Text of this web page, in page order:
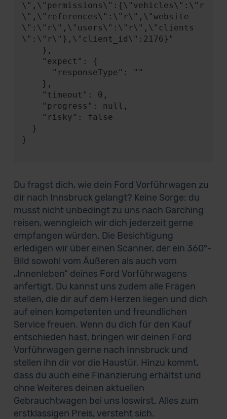
\",\"permissions\":{\"vehicles\":\"r
\",\"references\":\"r\",\"website
\":\"r\",\"users\":\"r\",\"clients
\":\"r\"},\"client_id\":2176}"
}
Du fragst dich, wie dein Ford Vorführwagen zu
dir nach Innsbruck gelangt? Keine Sorge: du
musst nicht unbedingt zu uns nach Garching
reisen, wenngleich wir dich jederzeit gerne
empfangen würden. Die Besichtigung
erledigen wir über einen Scanner, der ein 360°-
Bild sowohl vom Äußeren als auch vom
„Innenleben“ deines Ford Vorführwagens
anfertigt. Du kannst uns zudem alle Fragen
stellen, die dir auf dem Herzen liegen und dich
auf einen kompetenten und freundlichen
Service freuen. Wenn du dich für den Kauf
entschieden hast, bringen wir deinen Ford
Vorführwagen gerne nach Innsbruck und
stellen ihn dir vor die Haustür. Hinzu kommt,
dass du auch eine Finanzierung erhältst und
ohne Weiteres deinen aktuellen
Gebrauchtwagen bei uns loswirst. Alles zum
erstklassigen Preis, versteht sich.